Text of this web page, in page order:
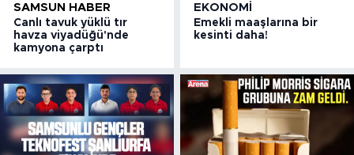
SAMSUN HABER
Canlı tavuk yüklü tır
havza viyadüğü'nde
kamyona çarptı
EKONOMI
Emekli maaşlarına bir
kesinti daha!